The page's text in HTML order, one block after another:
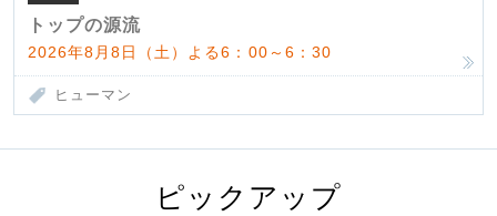
んだ父母
トップの源流
2026年8月8日（土）よる6：00～6：30
ヒューマン
ピックアップ